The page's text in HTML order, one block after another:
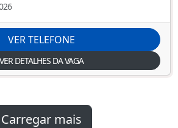
VER TELEFONE
VER DETALHES DA VAGA
Carregar mais